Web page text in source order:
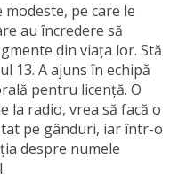
pe care le
au încredere să
din viaţa lor. Stă
13. A ajuns în echipă
pentru licență. O
la radio, vrea să facă o
pe gânduri, iar într-o
despre numele